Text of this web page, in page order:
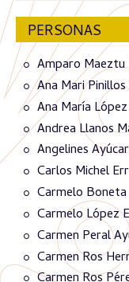
PERSONAS
Amparo Maeztu
Ana Mari
Ana María
Andrea Llanos
Angelines
Carlos Michel
Carmelo
Carmelo López
Carmen Peral
Carmen Ros